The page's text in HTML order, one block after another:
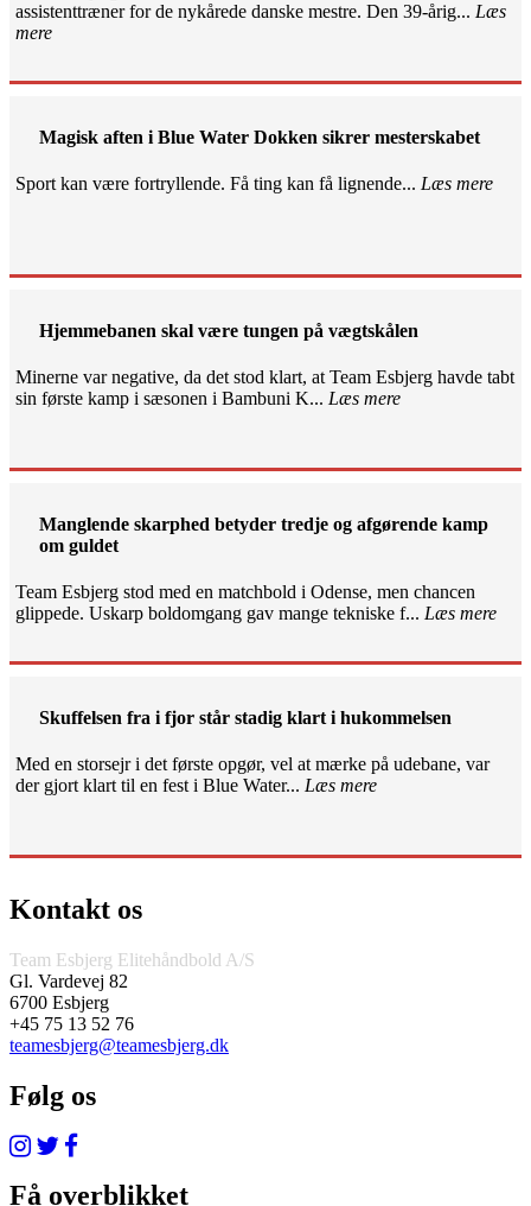
assistenttræner for de nykårede danske mestre. Den 39-årig... Læs
mere
Magisk aften i Blue Water Dokken sikrer mesterskabet
Sport kan være fortryllende. Få ting kan få lignende... Læs mere
Hjemmebanen skal være tungen på vægtskålen
Minerne var negative, da det stod klart, at Team Esbjerg havde tabt
sin første kamp i sæsonen i Bambuni K... Læs mere
Manglende skarphed betyder tredje og afgørende kamp
om guldet
Team Esbjerg stod med en matchbold i Odense, men chancen
glippede. Uskarp boldomgang gav mange tekniske f... Læs mere
Skuffelsen fra i fjor står stadig klart i hukommelsen
Med en storsejr i det første opgør, vel at mærke på udebane, var
der gjort klart til en fest i Blue Water... Læs mere
Kontakt os
Team Esbjerg Elitehåndbold A/S
Gl. Vardevej 82
6700 Esbjerg
+45 75 13 52 76
teamesbjerg@teamesbjerg.dk
Følg os
Få overblikket